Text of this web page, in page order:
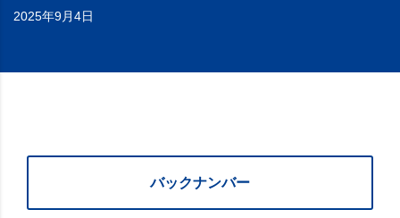
2025年9月4日
バックナンバー